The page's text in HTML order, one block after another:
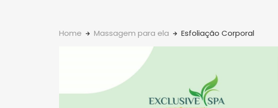
Home Massagem para ela Esfoliação Corporal